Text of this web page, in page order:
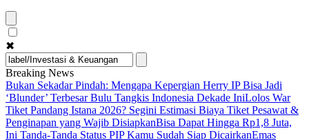
✖
Breaking News
Bukan Sekadar Pindah: Mengapa Kepergian Herry IP Bisa Jadi
‘Blunder’ Terbesar Bulu Tangkis Indonesia Dekade IniLolos War
Tiket Pandang Istana 2026? Segini Estimasi Biaya Tiket Pesawat &
Penginapan yang Wajib DisiapkanBisa Dapat Hingga Rp1,8 Juta,
Ini Tanda-Tanda Status PIP Kamu Sudah Siap DicairkanEmas